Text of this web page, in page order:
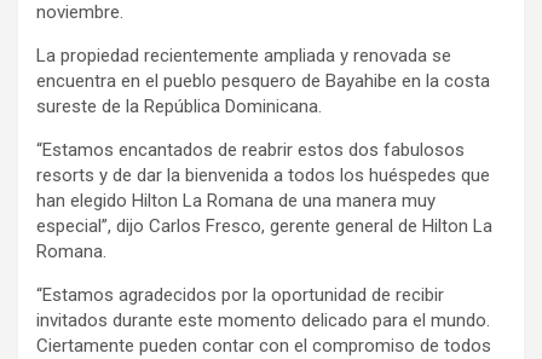
noviembre.
La propiedad recientemente ampliada y renovada se
encuentra en el pueblo pesquero de Bayahibe en la costa
sureste de la República Dominicana.
“Estamos encantados de reabrir estos dos fabulosos
resorts y de dar la bienvenida a todos los huéspedes que
han elegido Hilton La Romana de una manera muy
especial”, dijo Carlos Fresco, gerente general de Hilton La
Romana.
“Estamos agradecidos por la oportunidad de recibir
invitados durante este momento delicado para el mundo.
Ciertamente pueden contar con el compromiso de todos